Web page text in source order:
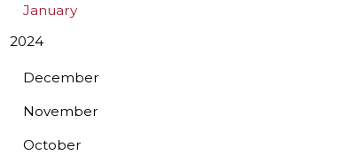
January
2024
December
November
October